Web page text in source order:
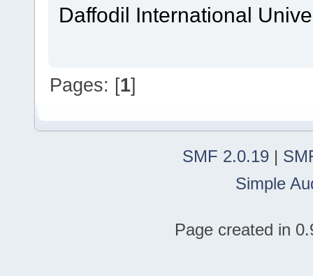
Daffodil International
Pages: [1]
SMF 2.0.19 |
Simple
Page created in